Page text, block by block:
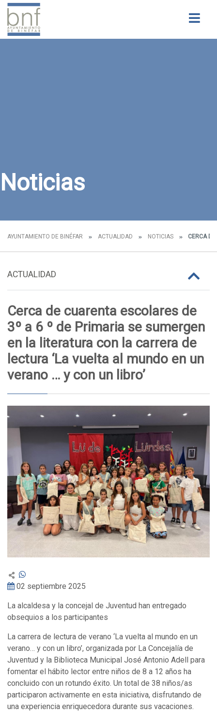
Noticias
AYUNTAMIENTO DE BINÉFAR ACTUALIDAD NOTICIAS CERCA
ACTUALIDAD
Cerca de cuarenta escolares de
3º a 6 º de Primaria se sumergen
en la literatura con la carrera de
lectura ‘La vuelta al mundo en un
verano … y con un libro’
02 septiembre 2025
La alcaldesa y la concejal de Juventud han entregado
obsequios a los participantes
La carrera de lectura de verano ‘La vuelta al mundo en un
verano… y con un libro’, organizada por La Concejalía de
Juventud y la Biblioteca Municipal José Antonio Adell para
fomentar el hábito lector entre niños de 8 a 12 años ha
concluido con un rotundo éxito. Un total de 38 niños/as
participaron activamente en esta iniciativa, disfrutando de
una experiencia enriquecedora durante sus vacaciones.